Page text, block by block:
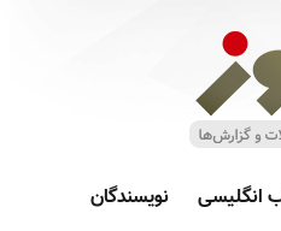
انگلیسی نویسندگان